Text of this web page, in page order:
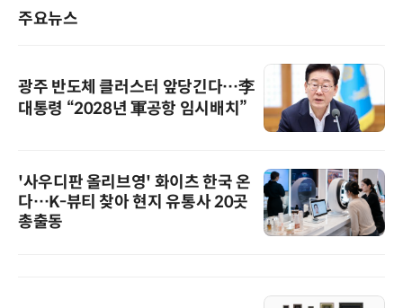
주요뉴스
광주 반도체 클러스터 앞당긴다…李
대통령 “2028년 軍공항 임시배치”
'사우디판 올리브영' 화이츠 한국 온
다…K-뷰티 찾아 현지 유통사 20곳
총출동